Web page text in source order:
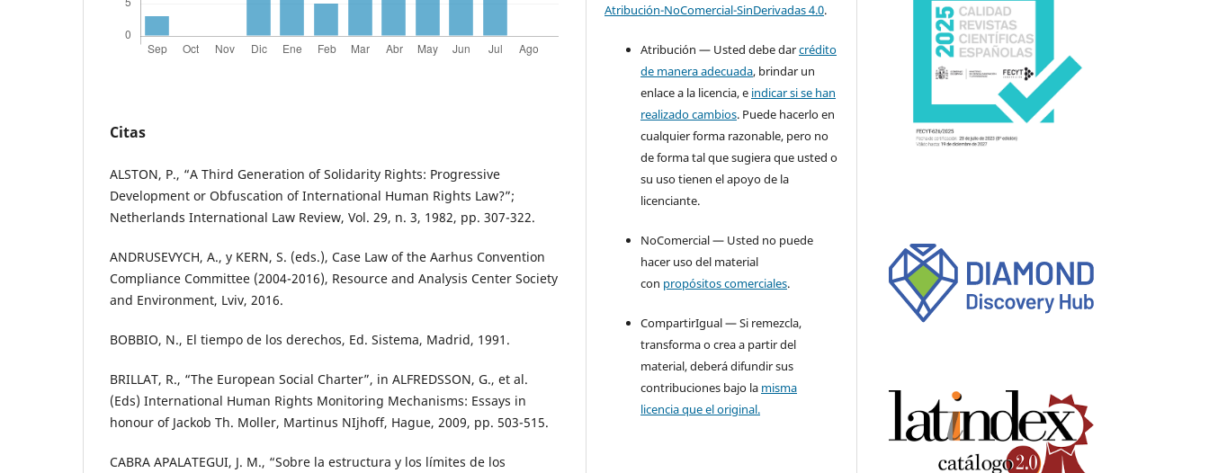
Citas
ALSTON, P., “A Third Generation of Solidarity Rights: Progressive
Development or Obfuscation of International Human Rights Law?”;
Netherlands International Law Review, Vol. 29, n. 3, 1982, pp. 307-322.
ANDRUSEVYCH, A., y KERN, S. (eds.), Case Law of the Aarhus Convention
Compliance Committee (2004-2016), Resource and Analysis Center Society
and Environment, Lviv, 2016.
BOBBIO, N., El tiempo de los derechos, Ed. Sistema, Madrid, 1991.
BRILLAT, R., “The European Social Charter”, in ALFREDSSON, G., et al.
(Eds) International Human Rights Monitoring Mechanisms: Essays in
honour of Jackob Th. Moller, Martinus NIjhoff, Hague, 2009, pp. 503-515.
CABRA APALATEGUI, J. M., “Sobre la estructura y los límites de los
Atribución-NoComercial-SinDerivadas 4.0.
Atribución — Usted debe darcrédito
de manera adecuada, brindar un
enlace a la licencia, e indicar si se han
realizado cambios. Puede hacerlo en
cualquier forma razonable, pero no
de forma tal que sugiera que usted o
su uso tienen el apoyo de la
licenciante.
NoComercial — Usted no puede
hacer uso del material
con propósitos comerciales.
CompartirIgual — Si remezcla,
transforma o crea a partir del
material, deberá difundir sus
contribuciones bajo la misma
licencia que el original.